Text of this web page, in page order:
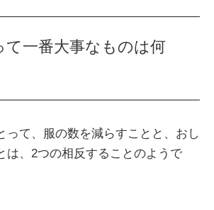
て一番大事なものは何
って、服の数を減らすことと、おし
は、2つの相反することのようで